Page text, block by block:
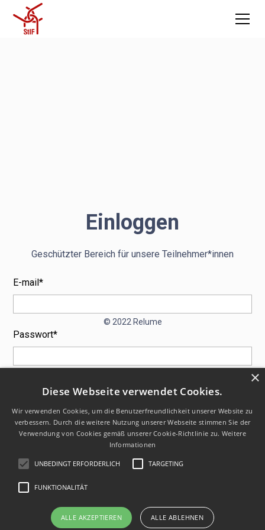
Einloggen
Geschützter Bereich für unsere Teilnehmer*innen
E-mail*
Passwort*
Passwort vergessen?
© 2022 Relume
×
Diese Webseite verwendet Cookies.
Wir verwenden Cookies, um die Benutzerfreundlichkeit unserer Website zu
verbessern. Durch die weitere Nutzung unserer Webseite stimmen Sie der
Verwendung von Cookies gemäß unserer Cookie-Richtlinie zu. Weitere
Informationen
UNBEDINGT ERFORDERLICH TARGETING
FUNKTIONALITÄT
ALLE AKZEPTIEREN ALLE ABLEHNEN